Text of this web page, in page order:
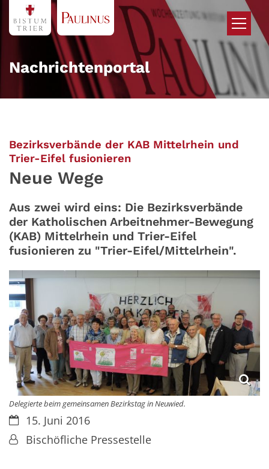
Zum Inhalt springen
Nachrichtenportal
Bezirksverbände der KAB Mittelrhein und
Trier-Eifel fusionieren
Neue Wege
Aus zwei wird eins: Die Bezirksverbände
der Katholischen Arbeitnehmer-Bewegung
(KAB) Mittelrhein und Trier-Eifel
fusionieren zu "Trier-Eifel/Mittelrhein".
Delegierte beim gemeinsamen Bezirkstag in Neuwied.
Datum:15. Juni 2016
Von:Bischöfliche Pressestelle